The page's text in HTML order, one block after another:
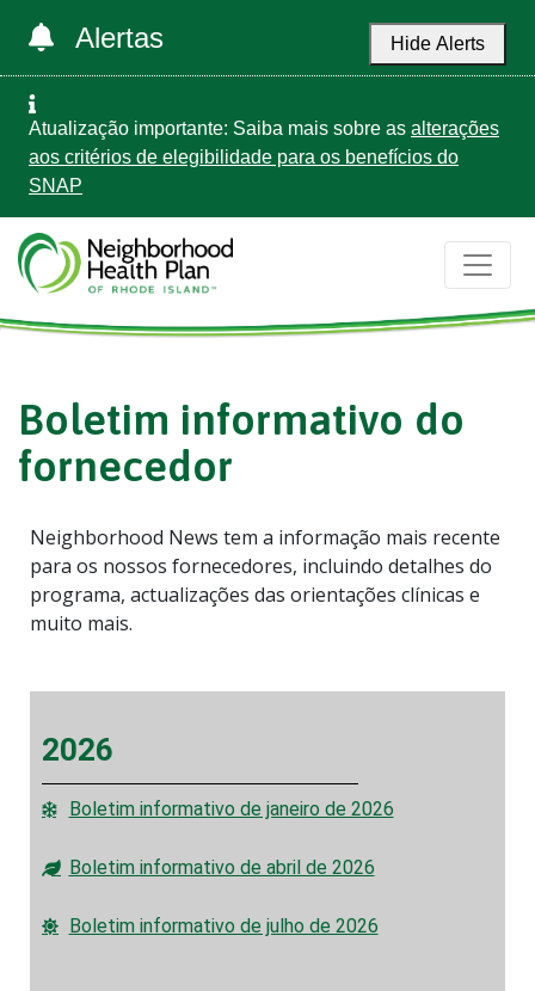
Alertas Hide Alerts
Atualização importante: Saiba mais sobre as alterações
aos critérios de elegibilidade para os benefícios do
SNAP
Boletim informativo do
fornecedor
Neighborhood News tem a informação mais recente
para os nossos fornecedores, incluindo detalhes do
programa, actualizações das orientações clínicas e
muito mais.
2026
Boletim informativo de janeiro de 2026
Boletim informativo de abril de 2026
Boletim informativo de julho de 2026